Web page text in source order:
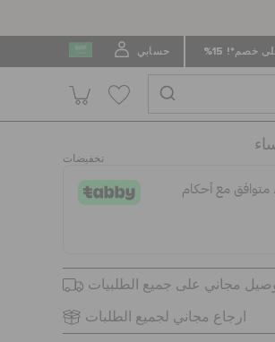
15% حسابي
تخفيضات
ارجاع مجاني لجميع الطلبات